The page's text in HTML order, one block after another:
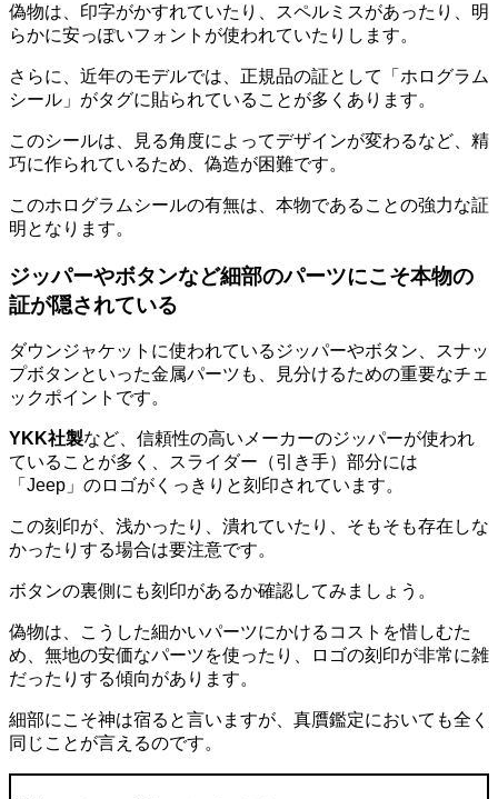
偽物は、印字がかすれていたり、スペルミスがあったり、明
らかに安っぽいフォントが使われていたりします。
さらに、近年のモデルでは、正規品の証として 「 ホログラム
シール 」がタグに貼られている ことが多くあります。
このシールは、見る角度によってデザインが変わるなど、精
巧に作られているため、偽造が困難です。
このホログラムシールの有無は、本物であることの強力な証
明となります。
ジッパーやボタンなど細部のパーツにこそ本物の
証が隠されている
ダウンジャケットに使われているジッパーやボタン、スナッ
プボタンといった金属パーツも、見分けるための重要なチェ
ックポイントです。
YKK社製など、信頼性の高いメーカーのジッパーが使われ
ていることが多く、スライダー（引き手）部分には
「Jeep」のロゴがくっきりと刻印されています。
この刻印が、浅かったり、潰れていたり、そもそも存在しな
かったりする場合は要注意です。
ボタンの裏側にも刻印があるか確認してみましょう。
偽物は、こうした細かいパーツにかけるコストを惜しむた
め、無地の安価なパーツを使ったり、
ロゴの刻印が非常に雑
だったりする傾向があります。
細部にこそ神は宿ると言いますが、真贋鑑定においても全く
同じことが言えるのです。